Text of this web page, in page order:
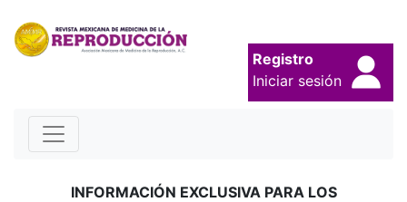
Registro
Iniciar sesión
INFORMACIÓN EXCLUSIVA PARA LOS